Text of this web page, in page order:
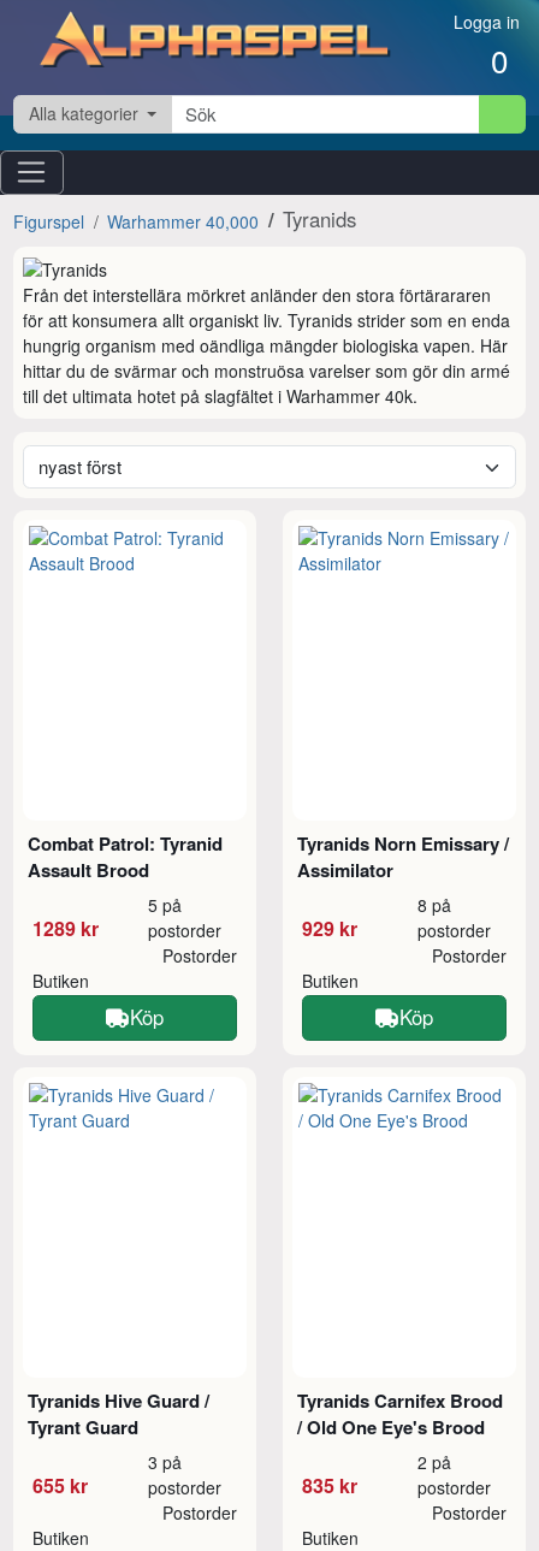
Hoppa till innehåll Logga in
0
Alla kategorier
Figurspel Warhammer 40,000 Tyranids
Från det interstellära mörkret anländer den stora förtärararen
för att konsumera allt organiskt liv. Tyranids strider som en enda
hungrig organism med oändliga mängder biologiska vapen. Här
hittar du de svärmar och monstruösa varelser som gör din armé
till det ultimata hotet på slagfältet i Warhammer 40k.
Combat Patrol: Tyranid
Assault Brood
1289 kr
5 på
postorder
Butiken
Postorder
Köp
Tyranids Norn Emissary /
Assimilator
929 kr
8 på
postorder
Butiken
Postorder
Köp
Tyranids Hive Guard /
Tyrant Guard
655 kr
3 på
postorder
Butiken
Postorder
Tyranids Carnifex Brood
/ Old One Eye's Brood
835 kr
2 på
postorder
Butiken
Postorder